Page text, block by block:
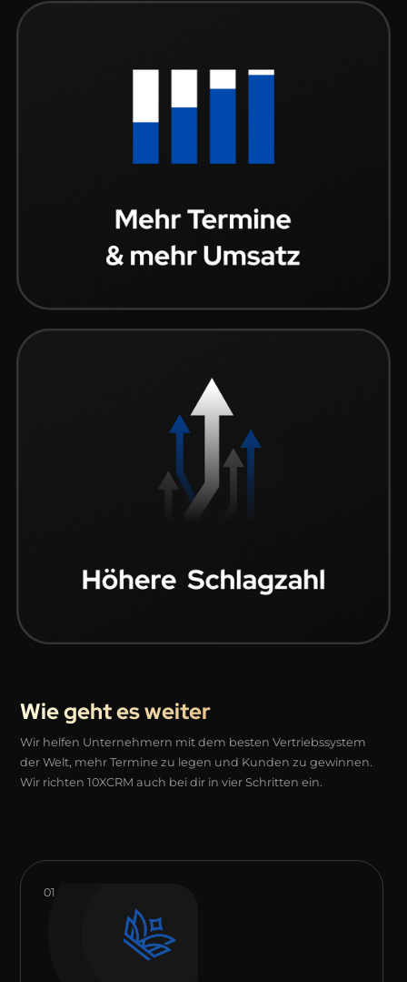
Wie geht es weiter
Wir helfen Unternehmern mit dem besten Vertriebssystem
der Welt, mehr Termine zu legen und Kunden zu gewinnen.
Wir richten 10XCRM auch bei dir in vier Schritten ein.
01